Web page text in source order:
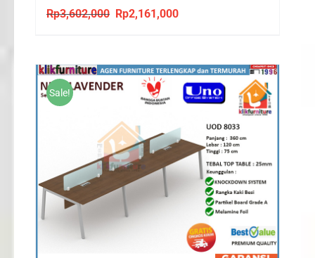
Rp3,602,000
Original
Rp3,602,000.
Rp2,161,000Current
Rp2,161,000.
Sale!